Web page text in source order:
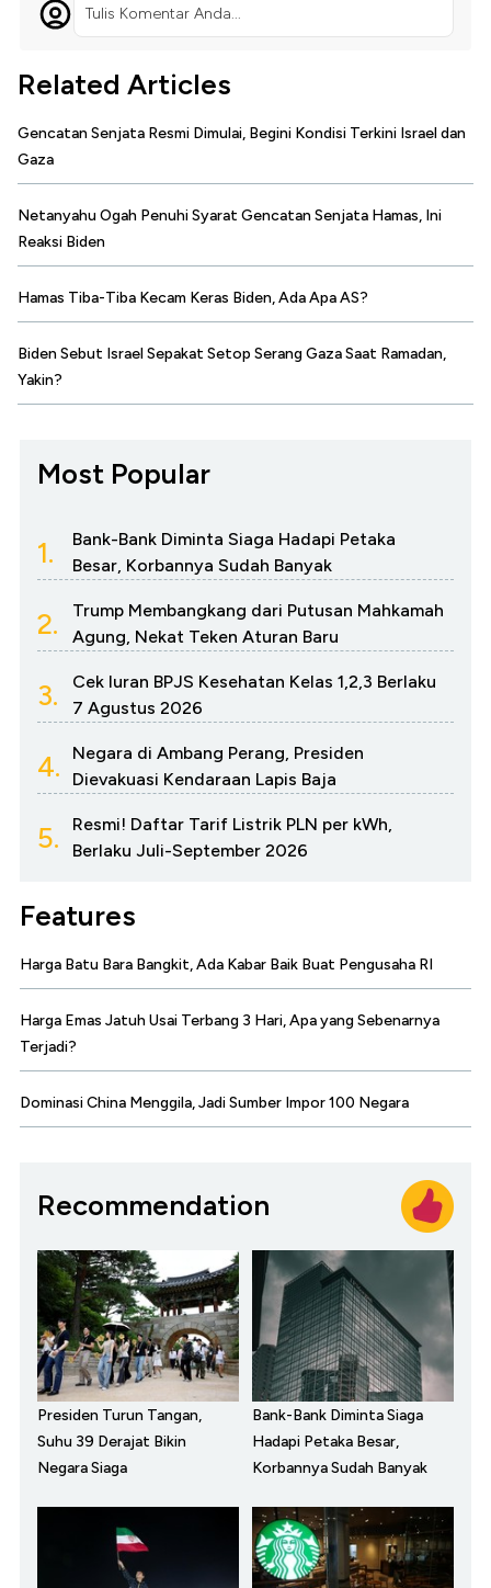
Tulis Komentar Anda...
Related Articles
Gencatan Senjata Resmi Dimulai, Begini Kondisi Terkini Israel dan
Gaza
Netanyahu Ogah Penuhi Syarat Gencatan Senjata Hamas, Ini
Reaksi Biden
Hamas Tiba-Tiba Kecam Keras Biden, Ada Apa AS?
Biden Sebut Israel Sepakat Setop Serang Gaza Saat Ramadan,
Yakin?
Most Popular
1.
Bank-Bank Diminta Siaga Hadapi Petaka
Besar, Korbannya Sudah Banyak
2.
Trump Membangkang dari Putusan Mahkamah
Agung, Nekat Teken Aturan Baru
3.
Cek Iuran BPJS Kesehatan Kelas 1,2,3 Berlaku
7 Agustus 2026
4.
Negara di Ambang Perang, Presiden
Dievakuasi Kendaraan Lapis Baja
5.
Resmi! Daftar Tarif Listrik PLN per kWh,
Berlaku Juli-September 2026
Features
Harga Batu Bara Bangkit, Ada Kabar Baik Buat Pengusaha RI
Harga Emas Jatuh Usai Terbang 3 Hari, Apa yang Sebenarnya
Terjadi?
Dominasi China Menggila, Jadi Sumber Impor 100 Negara
Recommendation
Presiden Turun Tangan,
Suhu 39 Derajat Bikin
Negara Siaga
Bank-Bank Diminta Siaga
Hadapi Petaka Besar,
Korbannya Sudah Banyak